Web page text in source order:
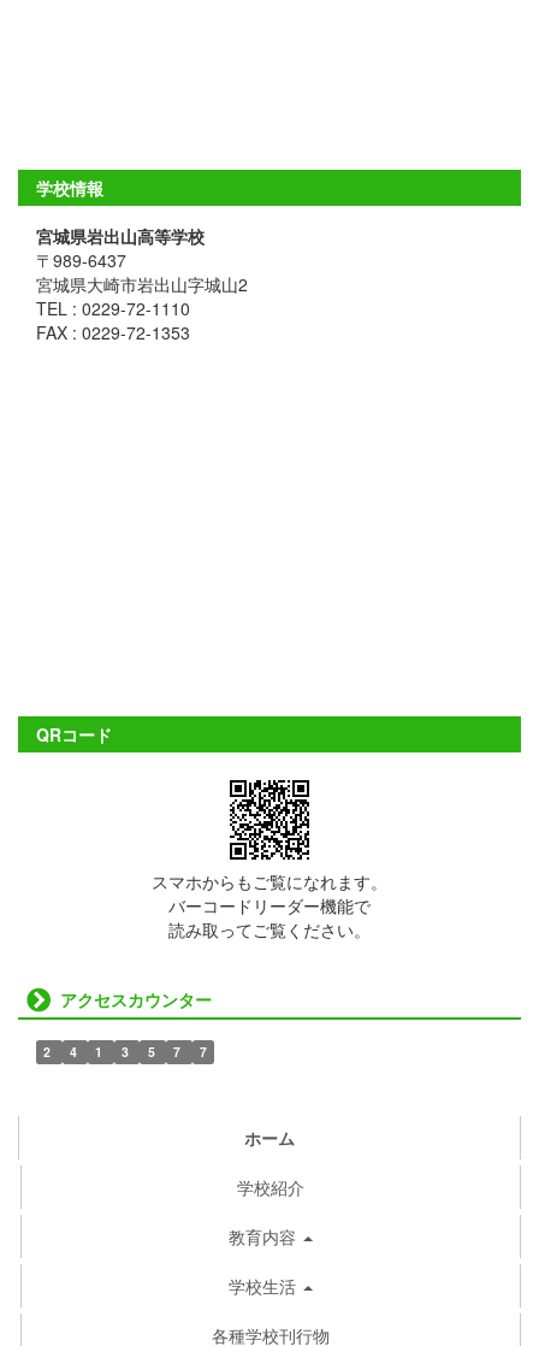
学校情報
宮城県岩出山高等学校
〒989-6437
宮城県大崎市岩出山字城山2
TEL : 0229-72-1110
FAX : 0229-72-1353
QRコード
スマホからもご覧になれます。
バーコードリーダー機能で
読み取ってご覧ください。
アクセスカウンター
2 4 1 3 5 7 7
ホーム
学校紹介
教育内容
学校生活
各種学校刊行物